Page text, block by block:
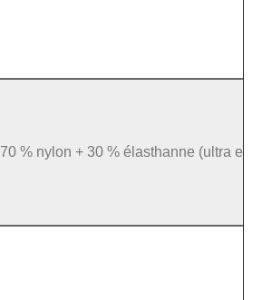
70 % nylon + 30 % élasthanne (ultra